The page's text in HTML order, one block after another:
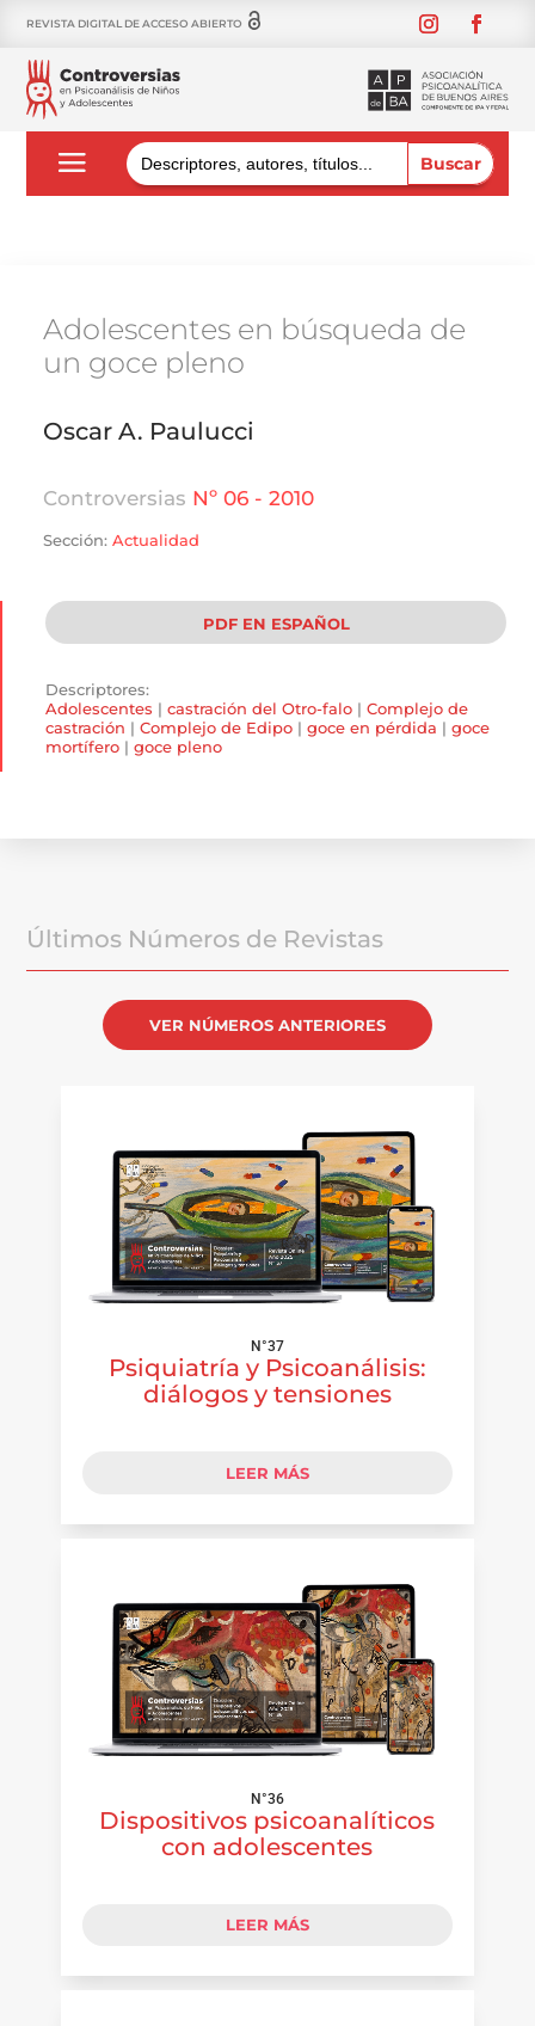
REVISTA DIGITAL DE ACCESO ABIERTO
Buscar:
Adolescentes en búsqueda de
un goce pleno
Oscar A. Paulucci
Controversias Nº 06 - 2010
Sección: Actualidad
PDF EN ESPAÑOL
Descriptores:
Adolescentes | castración del Otro-falo | Complejo de
castración | Complejo de Edipo | goce en pérdida | goce
mortífero | goce pleno
Últimos Números de Revistas
VER NÚMEROS ANTERIORES
N°37
Psiquiatría y Psicoanálisis:
diálogos y tensiones
LEER MÁS
N°36
Dispositivos psicoanalíticos
con adolescentes
LEER MÁS